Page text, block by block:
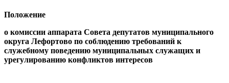
Положение
о комиссии аппарата Совета депутатов муниципального
округа Лефортово по соблюдению требований к
служебному поведению муниципальных служащих и
урегулированию конфликтов интересов